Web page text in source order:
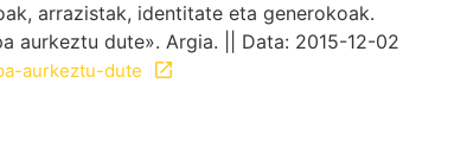
arrazistak, identitate eta generokoak.
aurkeztu dute». Argia. || Data: 2015-12-02
aurkeztu-dute